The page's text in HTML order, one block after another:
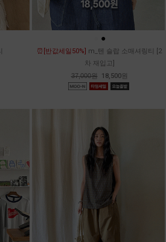
●
⏰[반값세일50%] m_텐 슬랍 소매셔링티 [2
차 재입고]
37,000원 18,500원